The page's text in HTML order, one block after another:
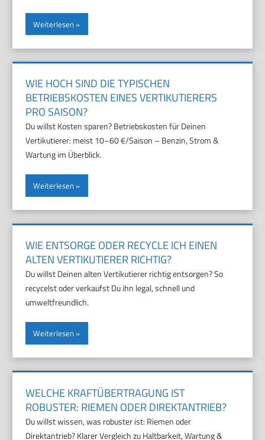
Weiterlesen
WIE HOCH SIND DIE TYPISCHEN
BETRIEBSKOSTEN EINES VERTIKUTIERERS
PRO SAISON?
Du willst Kosten sparen? Betriebskosten für Deinen
Vertikutierer: meist 10–60 €/Saison – Benzin, Strom &
Wartung im Überblick.
Weiterlesen
WIE ENTSORGE ODER RECYCLE ICH EINEN
ALTEN VERTIKUTIERER RICHTIG?
Du willst Deinen alten Vertikutierer richtig entsorgen? So
recycelst oder verkaufst Du ihn legal, schnell und
umweltfreundlich.
Weiterlesen
WELCHE KRAFTÜBERTRAGUNG IST
ROBUSTER: RIEMEN ODER DIREKTANTRIEB?
Du willst wissen, was robuster ist: Riemen oder
Direktantrieb? Klarer Vergleich zu Haltbarkeit, Wartung &